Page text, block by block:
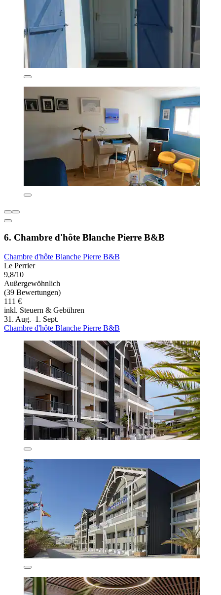
6. Chambre d'hôte Blanche Pierre B&B
Chambre d'hôte Blanche Pierre B&B
Le Perrier
9,8/10
Außergewöhnlich
(39 Bewertungen)
111 €
inkl. Steuern & Gebühren
31. Aug.–1. Sept.
Chambre d'hôte Blanche Pierre B&B